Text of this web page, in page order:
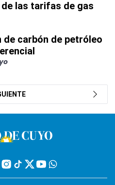
las tarifas de gas
carbón de petróleo